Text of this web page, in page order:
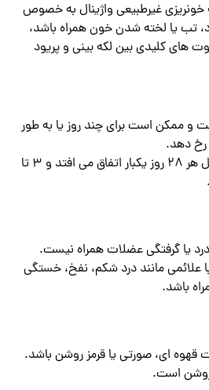
غیرطبیعی واژینال به خصوص
تب یا لخته شدن خون همراه باشد،
های کلیدی بین لکه بینی و پریود
و ممکن است برای چند روز یا به طور
رخ دهد.
پریود: به طور معمول هر ۲۸ روز یکبار اتفاق می افتد و ۳ تا
درد یا گرفتگی عضلات همراه نیست.
علائمی مانند درد شکم، نفخ، خستگی
باشد.
قهوه ای، صورتی یا قرمز روشن باشد.
روشن است.